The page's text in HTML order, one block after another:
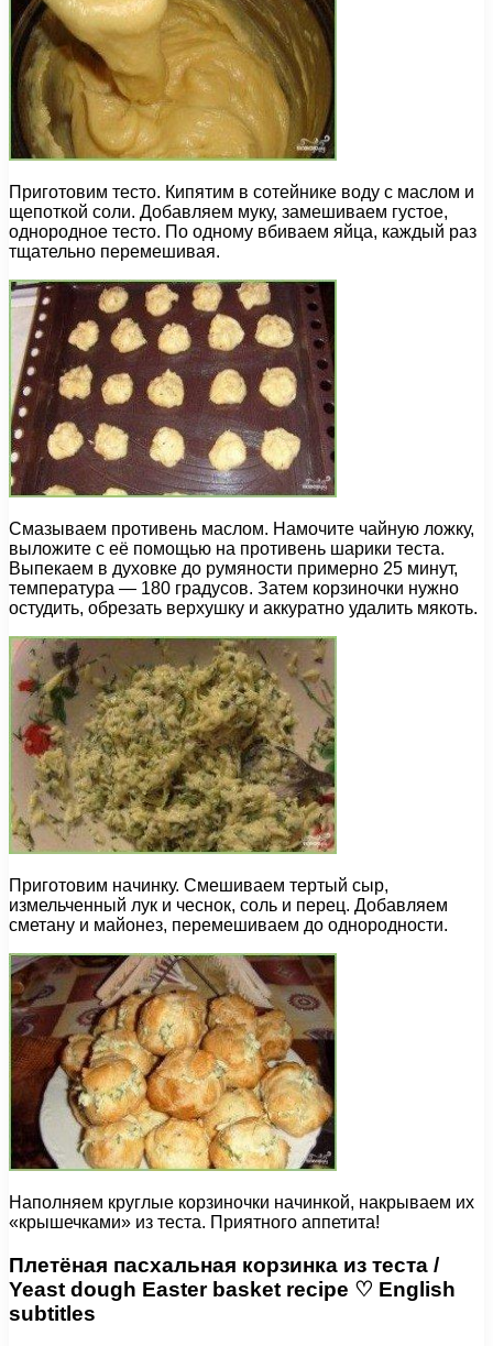
Приготовим тесто. Кипятим в сотейнике воду с маслом и
щепоткой соли. Добавляем муку, замешиваем густое,
однородное тесто. По одному вбиваем яйца, каждый раз
тщательно перемешивая.
Смазываем противень маслом. Намочите чайную ложку,
выложите с её помощью на противень шарики теста.
Выпекаем в духовке до румяности примерно 25 минут,
температура — 180 градусов. Затем корзиночки нужно
остудить, обрезать верхушку и аккуратно удалить мякоть.
Приготовим начинку. Смешиваем тертый сыр,
измельченный лук и чеснок, соль и перец. Добавляем
сметану и майонез, перемешиваем до однородности.
Наполняем круглые корзиночки начинкой, накрываем их
«крышечками» из теста. Приятного аппетита!
Плетёная пасхальная корзинка из теста /
Yeast dough Easter basket recipe ♡ English
subtitles